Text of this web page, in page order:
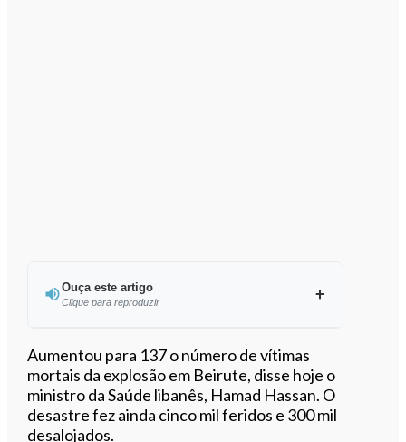
Ouça este artigo
Clique para reproduzir
Ouvir este artigo
Aumentou para 137 o número de vítimas
mortais da explosão em Beirute, disse hoje o
ministro da Saúde libanês, Hamad Hassan. O
desastre fez ainda cinco mil feridos e 300 mil
desalojados.